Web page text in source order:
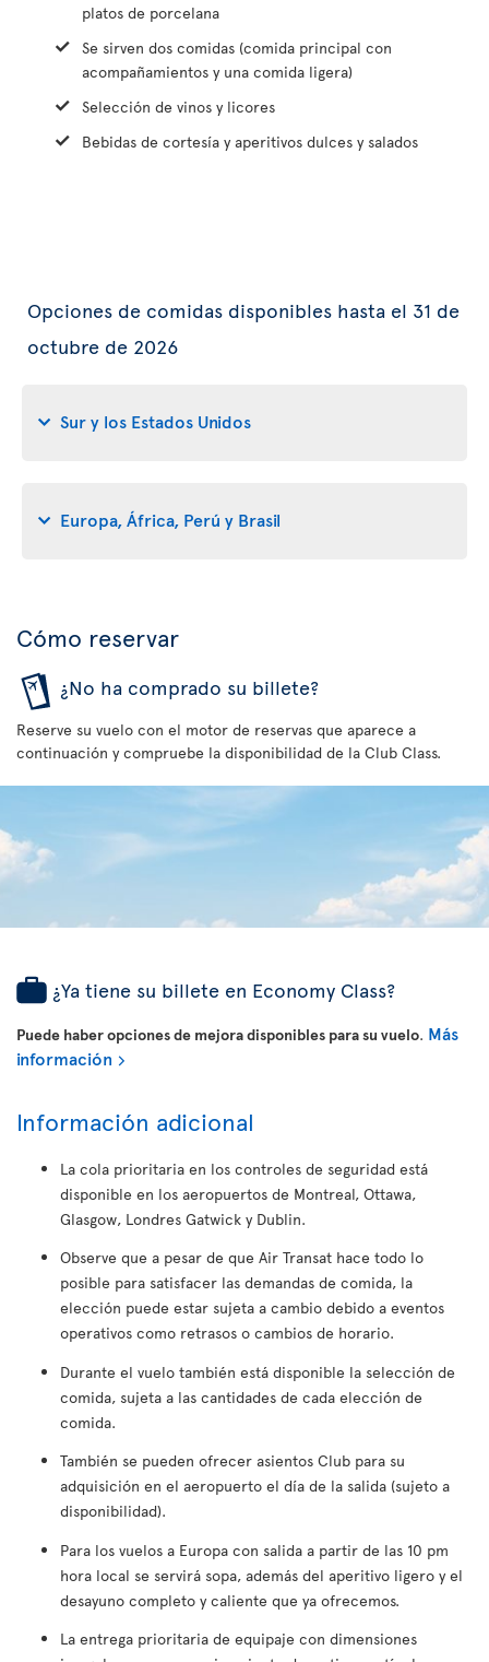
platos de porcelana
Se sirven dos comidas (comida principal con
acompañamientos y una comida ligera)
Selección de vinos y licores
Bebidas de cortesía y aperitivos dulces y salados
Opciones de comidas disponibles hasta el 31 de
octubre de 2026
Sur y los Estados Unidos
Europa, África, Perú y Brasil
Cómo reservar
¿No ha comprado su billete?
Reserve su vuelo con el motor de reservas que aparece a
continuación y compruebe la disponibilidad de la Club Class.
¿Ya tiene su billete en Economy Class?
Puede haber opciones de mejora disponibles para su vuelo. Más
información
Información adicional
La cola prioritaria en los controles de seguridad está
disponible en los aeropuertos de Montreal, Ottawa,
Glasgow, Londres Gatwick y Dublin.
Observe que a pesar de que Air Transat hace todo lo
posible para satisfacer las demandas de comida, la
elección puede estar sujeta a cambio debido a eventos
operativos como retrasos o cambios de horario.
Durante el vuelo también está disponible la selección de
comida, sujeta a las cantidades de cada elección de
comida.
También se pueden ofrecer asientos Club para su
adquisición en el aeropuerto el día de la salida (sujeto a
disponibilidad).
Para los vuelos a Europa con salida a partir de las 10 pm
hora local se servirá sopa, además del aperitivo ligero y el
desayuno completo y caliente que ya ofrecemos.
La entrega prioritaria de equipaje con dimensiones